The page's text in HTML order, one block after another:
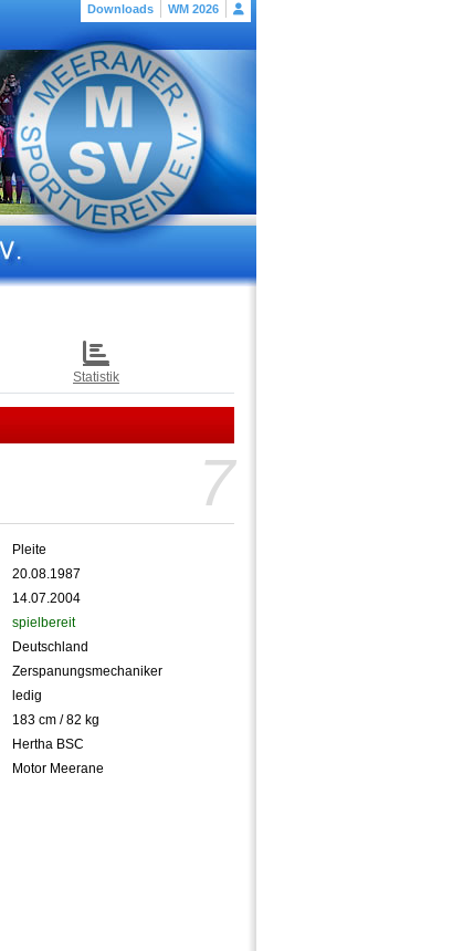
Downloads WM 2026
Statistik
7
Pleite
20.08.1987
14.07.2004
spielbereit
Deutschland
Zerspanungsmechaniker
ledig
183 cm / 82 kg
Hertha BSC
Motor Meerane